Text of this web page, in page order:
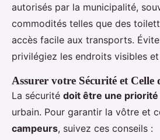
autorisés par la municipalité,
commodités telles que des
accès facile aux transports.
privilégiez les endroits visibles
Assurer votre Sécurité et Celle
La sécurité doit être une priorité
urbain. Pour garantir la vôtre et
campeurs, suivez ces conseils :